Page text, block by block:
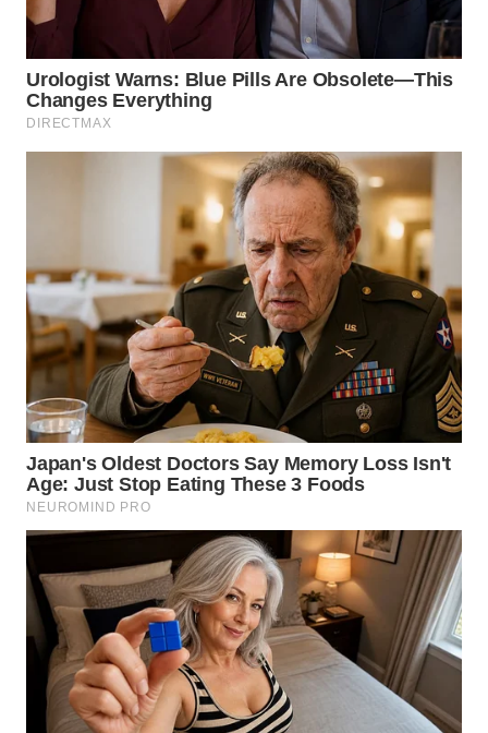
LABUHANBATU
WN
WN
TEBING
TINGGI
WN
PAKPAK
WN
KARAWANG
WN
BEKASI
WN
BOGOR